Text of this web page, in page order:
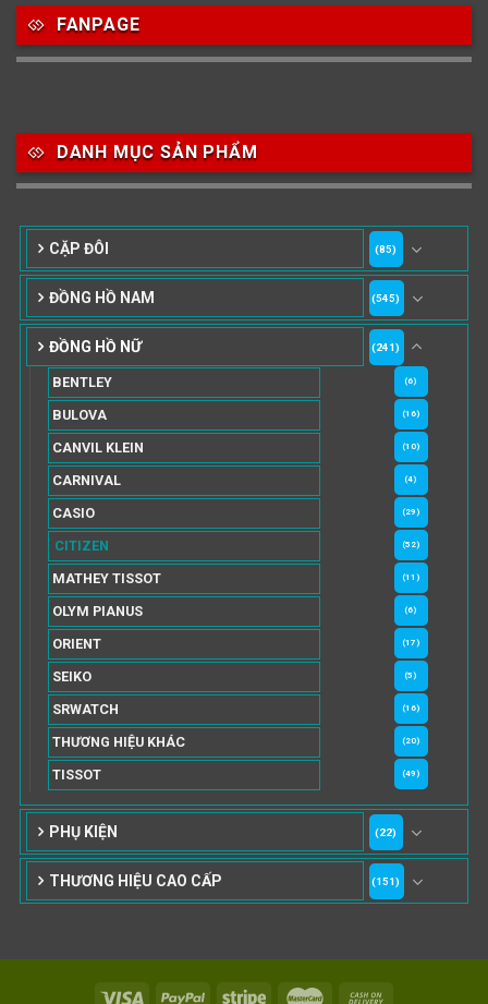
FANPAGE
DANH MỤC SẢN PHẨM
CẶP ĐÔI (85)
ĐỒNG HỒ NAM (545)
ĐỒNG HỒ NỮ (241)
BENTLEY (6)
BULOVA (16)
CANVIL KLEIN (10)
CARNIVAL (4)
CASIO (29)
CITIZEN (52)
MATHEY TISSOT (11)
OLYM PIANUS (6)
ORIENT (17)
SEIKO (5)
SRWATCH (16)
THƯƠNG HIỆU KHÁC (20)
TISSOT (49)
PHỤ KIỆN (22)
THƯƠNG HIỆU CAO CẤP (151)